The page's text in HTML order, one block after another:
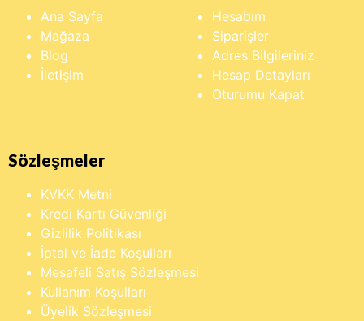
Ana Sayfa
Mağaza
Blog
İletişim
Hesabım
Siparişler
Adres Bilgileriniz
Hesap Detayları
Oturumu Kapat
Sözleşmeler
KVKK Metni
Kredi Kartı Güvenliği
Gizlilik Politikası
İptal ve İade Koşulları
Mesafeli Satış Sözleşmesi
Kullanım Koşulları
Üyelik Sözleşmesi